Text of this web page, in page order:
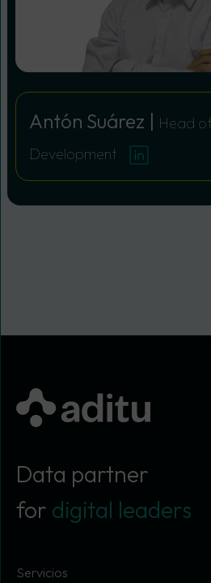
Antón Suárez | Head
Development
Data partner
for digital leaders
Servicios